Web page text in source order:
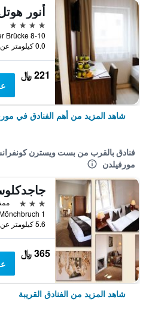
4 نجوم
0.0 كيلومتر عن وسط المدينة
221 ﷼
شاهد المزيد من أهم الفنادق في
فنادق بالقرب من بست ويسترن
مورفيلدن
3 نجوم
5.6 كيلومتر عن وسط المدينة
365 ﷼
شاهد المزيد من الفنادق القريبة